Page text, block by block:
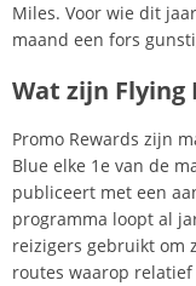
Miles. Voor wie dit
maand een fors
Wat zijn Flying
Promo Rewards zijn
Blue elke 1e van de
publiceert met een
programma loopt al
reizigers gebruikt om
routes waarop